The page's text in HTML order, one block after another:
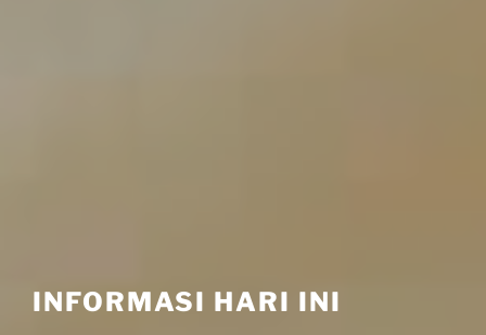
INFORMASI HARI INI